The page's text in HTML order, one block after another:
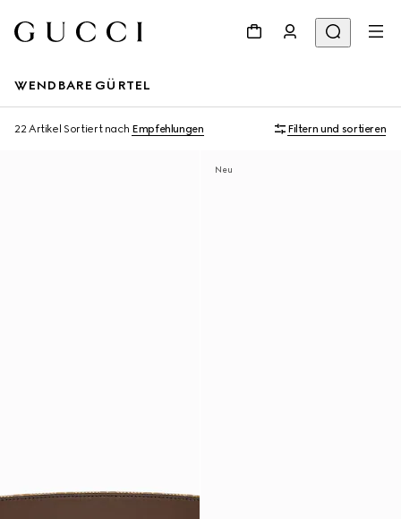
WENDBARE GÜRTEL
22 Artikel Sortiert nach Empfehlungen Filtern und sortieren
Neu